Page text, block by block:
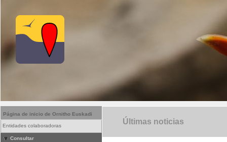
Página de inicio de Ornitho Euskadi
Entidades colaboradoras
Consultar
Últimas noticias